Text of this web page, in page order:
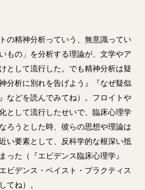
の精神分析っていう、無意識ってい
もの」を分析する理論が、文学やア
として流行した。でも精神分析は疑
分析に別れを告げよう』『なぜ疑似
などを読んでみてね）。フロイトや
として流行したせいで、臨床心理学
ろうとした時、彼らの思想や理論は
い要素として、反科学的な根深い抵
った（『エビデンス臨床心理学』
ビデンス・ベイスト・プラクティス
てね）。